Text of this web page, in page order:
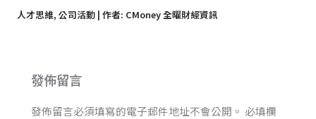
人才思維, 公司活動| 作者: CMoney 全曜財經資訊
發佈留言
發佈留言必須填寫的電子郵件地址不會公開。 必填欄